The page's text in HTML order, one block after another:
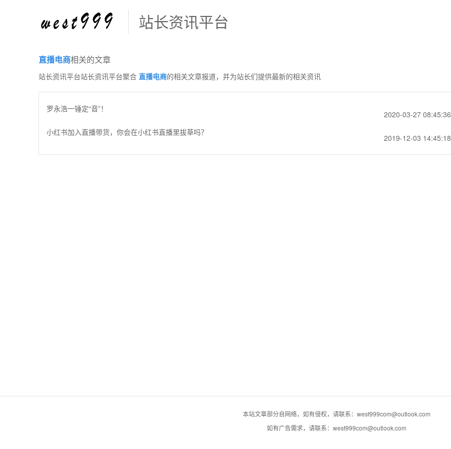
站长资讯平台
直播电商相关的文章
站长资讯平台站长资讯平台聚合 直播电商的相关文章报道，并为站长们提供最新的相关资讯
罗永浩一锤定“音”！
2020-03-27 08:45:36
小红书加入直播带货，你会在小红书直播里拔草吗？
2019-12-03 14:45:18
本站文章部分自网络，如有侵权，请联系：west999com@outlook.com
如有广告需求，请联系：west999com@outlook.com